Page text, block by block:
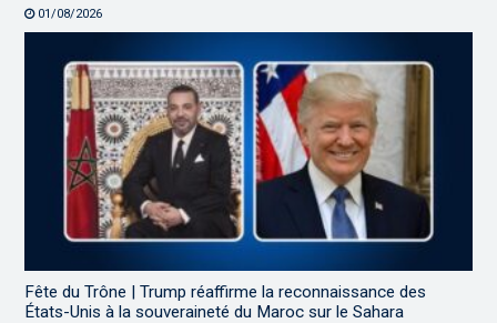
01/08/2026
Fête du Trône | Trump réaffirme la reconnaissance des
États-Unis à la souveraineté du Maroc sur le Sahara